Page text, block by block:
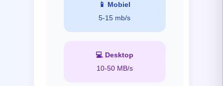
📱 Mobiel
5-15 mb/s
💻 Desktop
10-50 MB/s